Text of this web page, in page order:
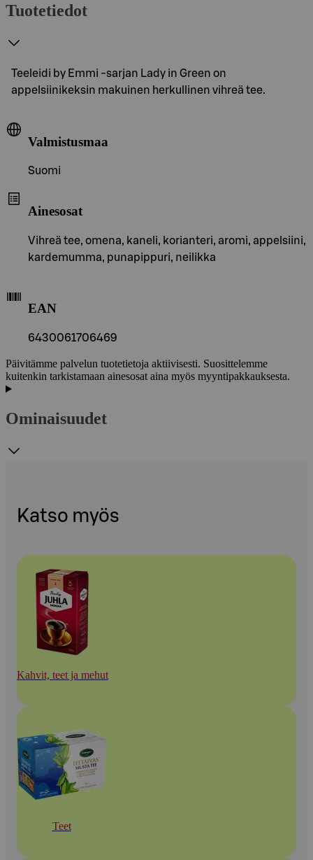
Tuotetiedot
Teeleidi by Emmi -sarjan Lady in Green on
appelsiinikeksin makuinen herkullinen vihreä tee.
Valmistusmaa
Suomi
Ainesosat
Vihreä tee, omena, kaneli, korianteri, aromi, appelsiini,
kardemumma, punapippuri, neilikka
EAN
6430061706469
Päivitämme palvelun tuotetietoja aktiivisesti. Suosittelemme
kuitenkin tarkistamaan ainesosat aina myös myyntipakkauksesta.
Ominaisuudet
Katso myös
Kahvit, teet ja mehut
Teet